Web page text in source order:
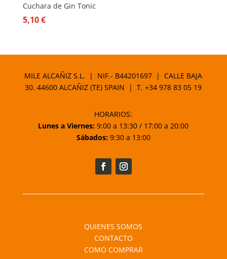
Cuchara de Gin Tonic
5,10€
MILE ALCAÑIZ S.L. | NIF.- B44201697 | CALLE BAJA
30. 44600 ALCAÑIZ (TE) SPAIN | T.+34 978 83 05 19
HORARIOS:
Lunes a Viernes: 9:00 a 13:30 / 17:00 a 20:00
Sábados:9:30 a 13:00
QUIENES SOMOS
CONTACTO
COMO COMPRAR